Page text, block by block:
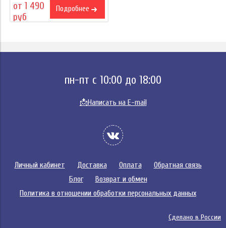
от 1 490
руб
Подробнее
пн-пт с 10:00 до 18:00
📩Написать на E-mail
Личный кабинет Доставка Оплата
Обратная связь
Блог
Возврат и обмен
Политика в отношении обработки персональных данных
Сделано в России